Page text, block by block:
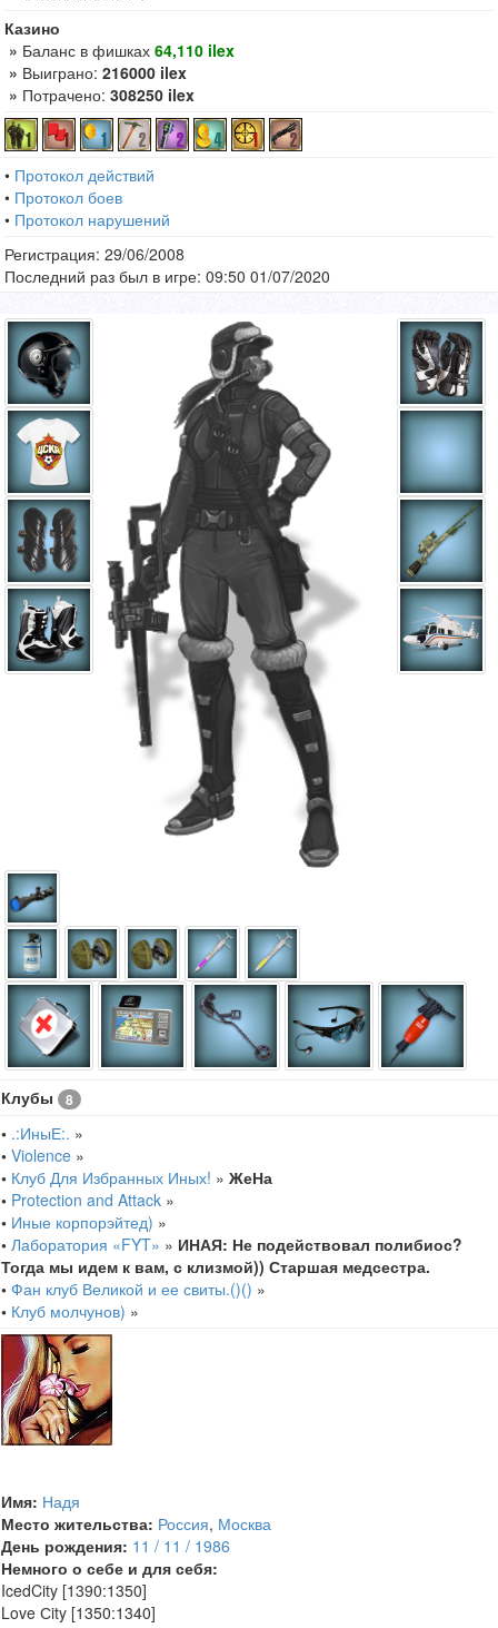
Казино
» Баланс в фишках 64,110 ilex
» Выиграно: 216000 ilex
» Потрачено: 308250 ilex
• Протокол действий
• Протокол боев
• Протокол нарушений
Регистрация: 29/06/2008
Последний раз был в игре: 09:50 01/07/2020
Клубы 8
• .:ИныЕ:. »
• Violence »
• Клуб Для Избранных Иных! » ЖеНа
• Protection and Attack »
• Иные корпорэйтед) »
• Лаборатория «FYT» » ИНАЯ: Не подействовал полибиос?
Тогда мы идем к вам, с клизмой)) Старшая медсестра.
• Фан клуб Великой и ее свиты.()() »
• Клуб молчунов) »
Имя: Надя
Место жительства: Россия, Москва
День рождения: 11 / 11 / 1986
Немного о себе и для себя:
IcedCity [1390:1350]
Love Сity [1350:1340]